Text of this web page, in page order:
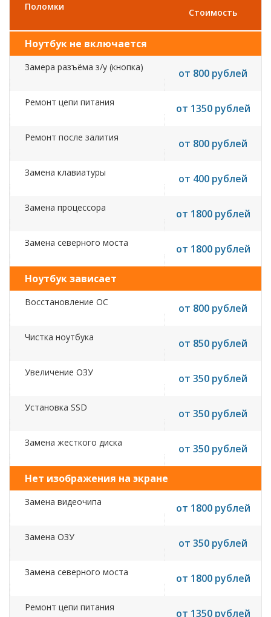
Поломки
Стоимость
Ноутбук не включается
Замера разъёма з/у (кнопка) от 800 рублей
Ремонт цепи питания от 1350 рублей
Ремонт после залития от 800 рублей
Замена клавиатуры от 400 рублей
Замена процессора от 1800 рублей
Замена северного моста от 1800 рублей
Ноутбук зависает
Восстановление ОС от 800 рублей
Чистка ноутбука от 850 рублей
Увеличение ОЗУ от 350 рублей
Установка SSD от 350 рублей
Замена жесткого диска от 350 рублей
Нет изображения на экране
Замена видеочипа от 1800 рублей
Замена ОЗУ от 350 рублей
Замена северного моста от 1800 рублей
Ремонт цепи питания от 1350 рублей